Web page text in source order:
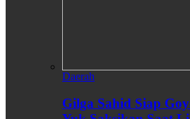
Daerah
Gilga Sahid Siap